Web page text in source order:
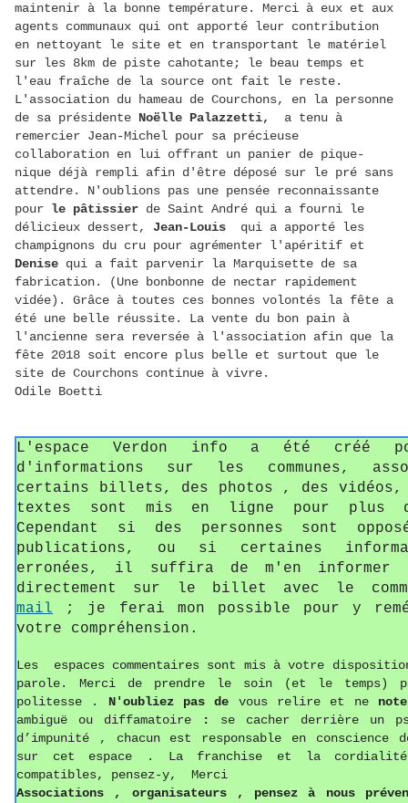
maintenir à la bonne température. Merci à eux et aux
agents communaux qui ont apporté leur contribution
en nettoyant le site et en transportant le matériel
sur les 8km de piste cahotante; le beau temps et
l'eau fraîche de la source ont fait le reste.
L'association du hameau de Courchons, en la personne
de sa présidente Noëlle Palazzetti,
a tenu à
remercier Jean-Michel pour sa précieuse
collaboration en lui offrant un panier de pique-
nique déjà rempli afin d'être déposé sur le pré sans
attendre. N'oublions pas une pensée reconnaissante
pour le pâtissier de Saint André qui a fourni le
délicieux dessert, Jean-Louis qui a apporté les
champignons du cru pour agrémenter l'apéritif et
Denise qui a fait parvenir la Marquisette de sa
fabrication. (Une bonbonne de nectar rapidement
vidée). Grâce à toutes ces bonnes volontés la fête a
été une belle réussite. La vente du bon pain à
l'ancienne sera reversée à l'association afin que la
fête 2018 soit encore plus belle et surtout que le
site de Courchons continue à vivre.
Odile Boetti
L'espace Verdon info a été créé
d'informations sur les communes,
certains billets, des photos , des vidéos,
textes sont mis en ligne pour plus
Cependant si des personnes sont
publications, ou si certaines
erronées, il suffira de m'en
directement sur le billet avec le
mail ; je ferai mon possible pour y
votre compréhension.
Les espaces commentaires sont mis à votre
parole. Merci de prendre le soin (et le temps)
politesse
. N'oubliez pas de vous relire et ne
ambiguë ou diffamatoire
:
se cacher derrière un
d’impunité , chacun est responsable en
sur cet espace . La franchise et la
compatibles, pensez-y, Merci
Associations , organisateurs , pensez à nous